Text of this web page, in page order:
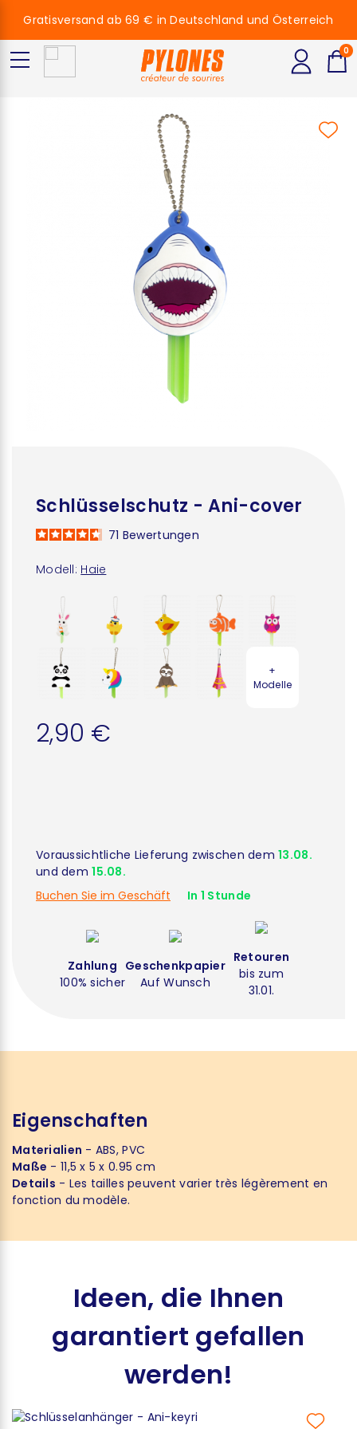
Schlüsselschutz - Ani-cover
Modell: Haie
71 Bewertungen
+
Modelle
2,90 €
Voraussichtliche Lieferung zwischen dem13.08.
und dem15.08.
Buchen Sie im Geschäft
In 1 Stunde
Zahlung
100% sicher
Geschenkpapier
Auf Wunsch
Retouren
bis zum
31.01.
Eigenschaften
Materialien - ABS, PVC
Maße - 11,5 x 5 x 0.95 cm
Details - Les tailles peuvent varier très légèrement en
fonction du modèle.
Ideen, die Ihnen
garantiert gefallen
werden!
Gratisversand ab 69 € in Deutschland und Österreich
0